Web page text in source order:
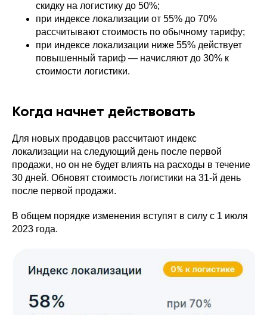
скидку на логистику до 50%;
при индексе локализации от 55% до 70%
рассчитывают стоимость по обычному тарифу;
при индексе локализации ниже 55% действует
повышенный тариф — начисляют до 30% к
стоимости логистики.
Когда начнет действовать
Для новых продавцов рассчитают индекс
локализации на следующий день после первой
продажи, но он не будет влиять на расходы в течение
30 дней. Обновят стоимость логистики на 31-й день
после первой продажи.
В общем порядке изменения вступят в силу с 1 июля
2023 года.